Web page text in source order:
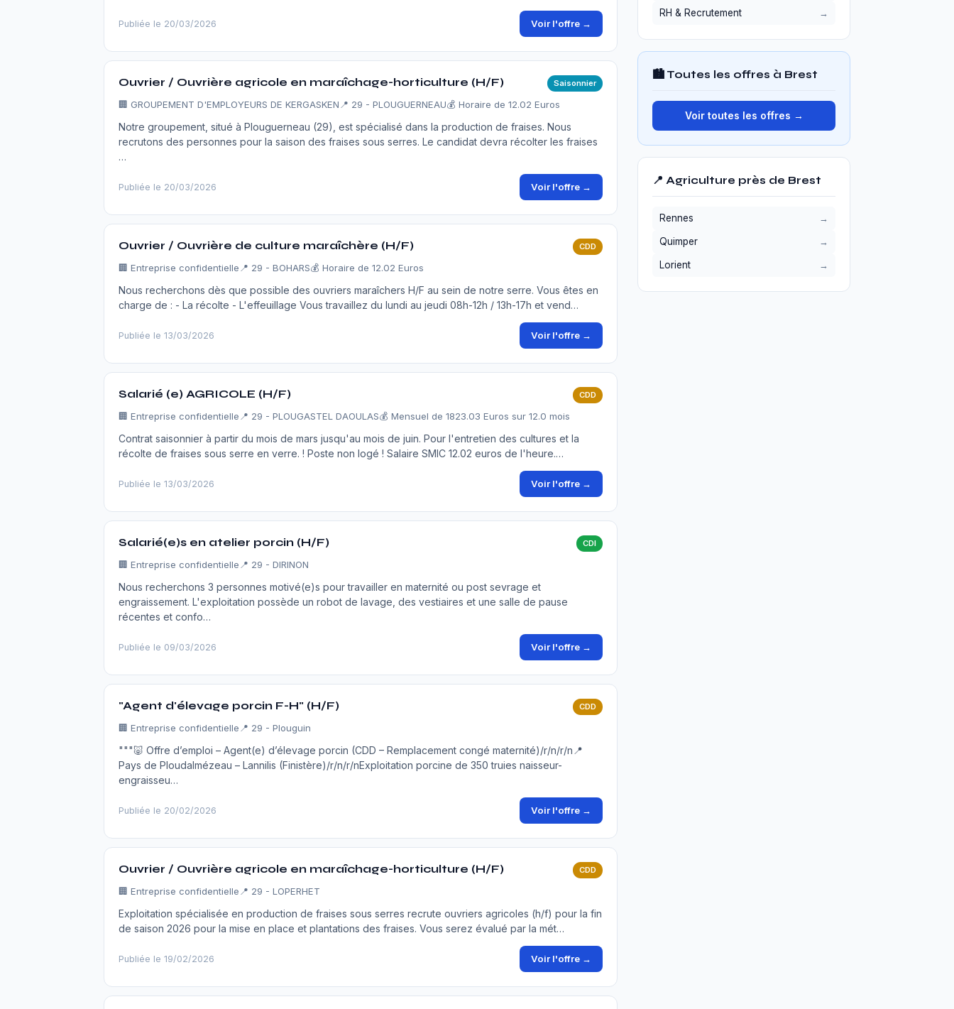
Publiée le 20/03/2026 Voir l'offre →
Ouvrier / Ouvrière agricole en maraîchage-horticulture (H/F) Saisonnier
🏢 GROUPEMENT D'EMPLOYEURS DE KERGASKEN 📍 29 - PLOUGUERNEAU💰 Horaire de 12.02 Euros
Notre groupement, situé à Plouguerneau (29), est spécialisé dans la production de fraises. Nous
recrutons des personnes pour la saison des fraises sous serres. Le candidat devra récolter les fraises
…
Publiée le 20/03/2026 Voir l'offre →
Ouvrier / Ouvrière de culture maraîchère (H/F) CDD
🏢 Entreprise confidentielle 📍 29 - BOHARS💰 Horaire de 12.02 Euros
Nous recherchons dès que possible des ouvriers maraîchers H/F au sein de notre serre. Vous êtes en
charge de : - La récolte - L'effeuillage Vous travaillez du lundi au jeudi 08h-12h / 13h-17h et vend…
Publiée le 13/03/2026 Voir l'offre →
Salarié (e) AGRICOLE (H/F) CDD
🏢 Entreprise confidentielle 📍 29 - PLOUGASTEL DAOULAS💰 Mensuel de 1823.03 Euros sur 12.0 mois
Contrat saisonnier à partir du mois de mars jusqu'au mois de juin. Pour l'entretien des cultures et la
récolte de fraises sous serre en verre. ! Poste non logé ! Salaire SMIC 12.02 euros de l'heure.…
Publiée le 13/03/2026 Voir l'offre →
Salarié(e)s en atelier porcin (H/F) CDI
🏢 Entreprise confidentielle 📍 29 - DIRINON
Nous recherchons 3 personnes motivé(e)s pour travailler en maternité ou post sevrage et
engraissement. L'exploitation possède un robot de lavage, des vestiaires et une salle de pause
récentes et confo…
Publiée le 09/03/2026 Voir l'offre →
"Agent d'élevage porcin F-H" (H/F) CDD
🏢 Entreprise confidentielle 📍 29 - Plouguin
"""🐷 Offre d’emploi – Agent(e) d’élevage porcin (CDD – Remplacement congé maternité)/r/n/r/n📍
Pays de Ploudalmézeau – Lannilis (Finistère)/r/n/r/nExploitation porcine de 350 truies naisseur-
engraisseu…
Publiée le 20/02/2026 Voir l'offre →
Ouvrier / Ouvrière agricole en maraîchage-horticulture (H/F) CDD
🏢 Entreprise confidentielle 📍 29 - LOPERHET
Exploitation spécialisée en production de fraises sous serres recrute ouvriers agricoles (h/f) pour la fin
de saison 2026 pour la mise en place et plantations des fraises. Vous serez évalué par la mét…
Publiée le 19/02/2026 Voir l'offre →
RH & Recrutement
🏙️ Toutes les offres à Brest
Voir toutes les offres →
📍 Agriculture près de Brest
Rennes
Quimper
Lorient